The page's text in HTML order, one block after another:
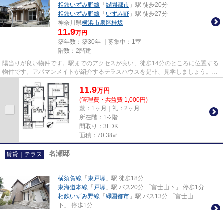
相鉄いずみ野線 「 緑園都市 」駅 徒歩20分
相鉄いずみ野線 「 いずみ野 」駅 徒歩27分
神奈川県横浜市泉区桂坂
11.9万円
築年数：築30年 ｜募集中： 1室
階数：2階建
陽当りが良い物件です。駅までのアクセスが良い、徒歩14分のところに位置する
物件です。アパマンメイトが紹介するテラスハウスを是非、見学しましょう。横
11.9万円
(管理費・共益費 1,000円)
敷：1ヶ月｜礼：2ヶ月
所在階：1-2階
間取り：3LDK
面積：70.38㎡
賃貸｜テラス 名瀬邸
横須賀線 「 東戸塚 」駅 徒歩18分
東海道本線 「 戸塚 」駅 バス20分 「富士山下」 停歩1分
相鉄いずみ野線 「 緑園都市 」駅 バス13分 「富士山
下」 停歩1分